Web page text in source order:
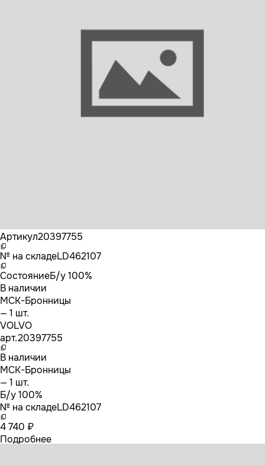
Артикул20397755
№ на складеLD462107
СостояниеБ/у 100%
В наличии
МСК-Бронницы
— 1 шт.
VOLVO
арт.20397755
В наличии
МСК-Бронницы
— 1 шт.
Б/у 100%
№ на складеLD462107
4 740 ₽
Подробнее